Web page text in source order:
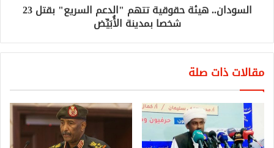
السودان.. هيئة حقوقية تتهم "الدعم السريع" بقتل 23
شخصا بمدينة الأُبَيِّض
مقالات ذات صلة